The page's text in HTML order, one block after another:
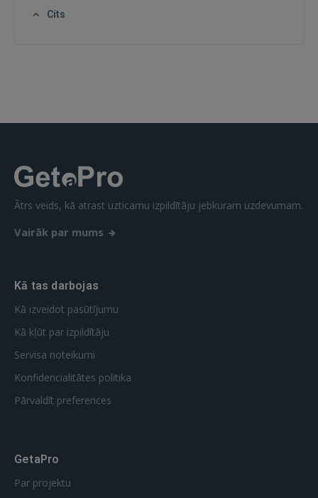
Cits
Ātrs veids, kā atrast uzticamu izpildītāju jebkuram uzdevumam.
Vairāk par mums
Kā tas darbojas
Kā izveidot pasūtījumu
Kā kļūt par izpildītāju
Servisa noteikumi
Konfidencialitātes politika
Pārvaldīt preferences
GetaPro
Par projektu